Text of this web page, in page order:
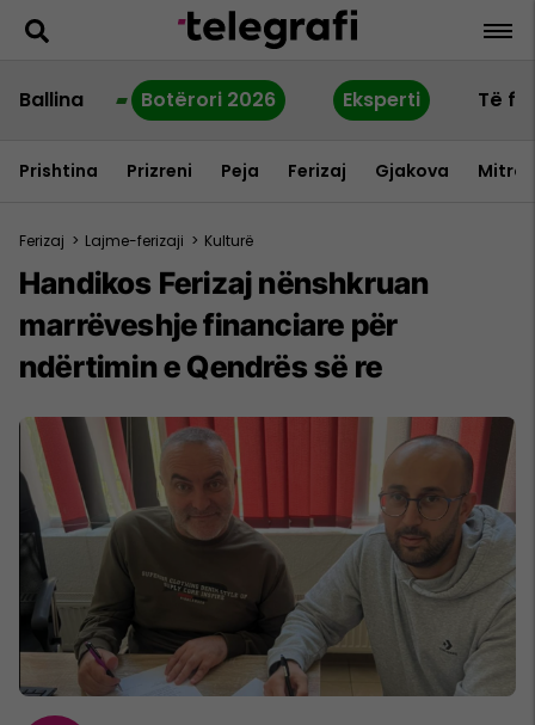
Ballina Botërori 2026 Eksperti Të
Prishtina Prizreni Peja Ferizaj Gjakova
Ferizaj > Lajme-ferizaji > Kulturë
Handikos Ferizaj nënshkruan
marrëveshje financiare për
ndërtimin e Qendrës së re